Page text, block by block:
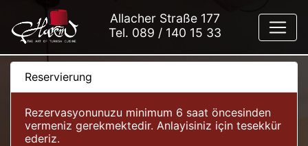
Allacher Straße 177
Tel. 089 / 140 15 33
Reservierung
Rezervasyonunuzu minimum 6 saat öncesinden
vermeniz gerekmektedir. Anlayisiniz için tesekkür
ederiz.